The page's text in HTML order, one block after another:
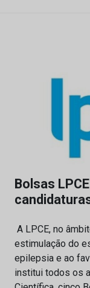
Bolsas
A LPCE, no
estimulação do
epilepsia e ao
institui todos os